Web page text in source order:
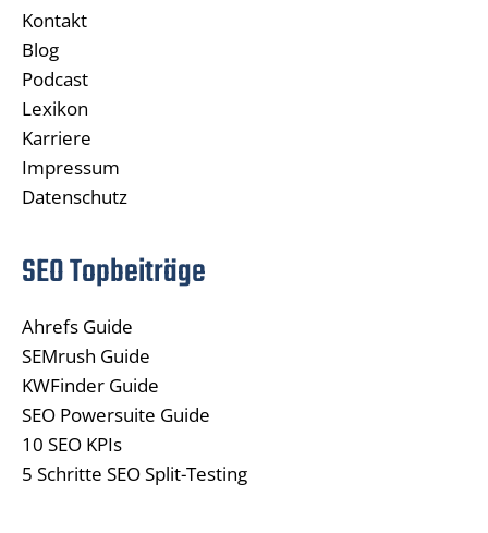
Kontakt
Blog
Podcast
Lexikon
Karriere
Impressum
Datenschutz
SEO Topbeiträge
Ahrefs Guide
SEMrush Guide
KWFinder Guide
SEO Powersuite Guide
10 SEO KPIs
5 Schritte SEO Split-Testing